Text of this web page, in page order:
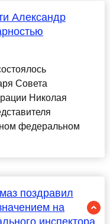
Александр
Совета
Николая
федеральном
поздравил
на